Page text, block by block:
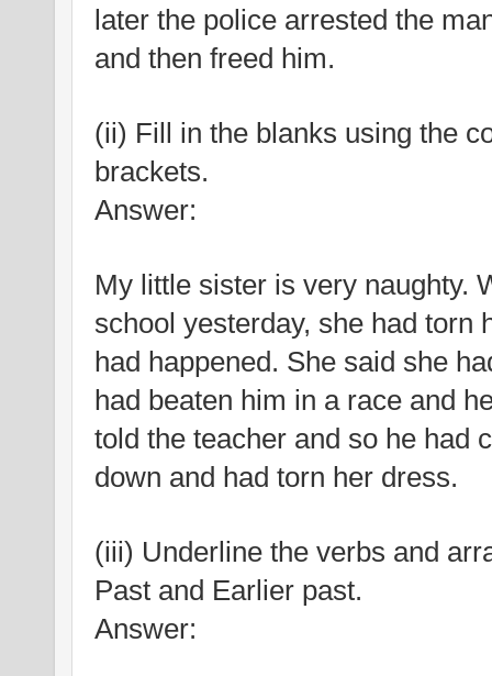
later the police arrested the
and then freed him.
(ii) Fill in the blanks using the
brackets.
Answer:
My little sister is very naughty.
school yesterday, she had torn
had happened. She said she
had beaten him in a race and
told the teacher and so he had
down and had torn her dress.
(iii) Underline the verbs and
Past and Earlier past.
Answer: